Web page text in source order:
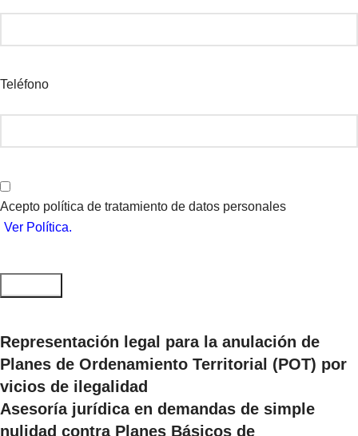
Teléfono
Acepto política de tratamiento de datos personales
Ver Política.
Representación legal para la anulación de
Planes de Ordenamiento Territorial (POT) por
vicios de ilegalidad
Asesoría jurídica en demandas de simple
nulidad contra Planes Básicos de